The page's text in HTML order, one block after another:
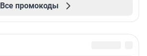
Все промокоды